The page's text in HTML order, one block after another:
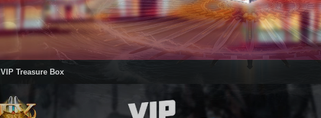
VIP Treasure Box